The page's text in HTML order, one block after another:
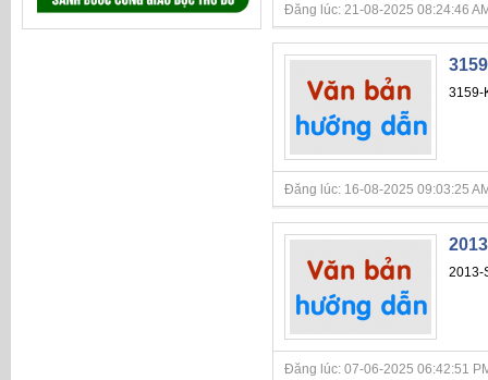
Đăng lúc: 21-08-2025 08:24:46
3159-
Đăng lúc: 16-08-2025 09:03:25
2013-
Đăng lúc: 07-06-2025 06:42:51